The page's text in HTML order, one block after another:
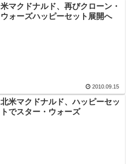
米マクドナルド、再びクローン・
ウォーズハッピーセット展開へ
2010.09.15
北米マクドナルド、ハッピーセッ
トでスター・ウォーズ